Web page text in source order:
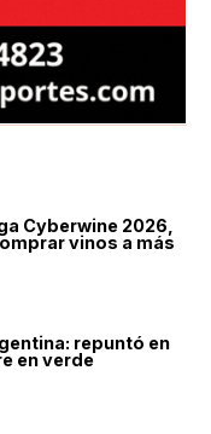
Cyberwine 2026,
vinos a más
repuntó en
en verde